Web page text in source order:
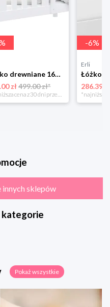
Łóżko drewniane 160x80 + materac BOBO P
zł 499.00 zł*
-6%
Erli
286.39 zł
innych sklepów
kategorie
Pokaż wszystkie